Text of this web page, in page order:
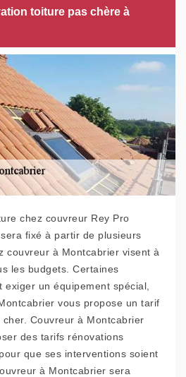
toiture pas chère à
chez couvreur Rey Pro
fixé à partir de plusieurs
couvreur à Montcabrier visent à
les budgets. Certaines
exiger un équipement spécial,
vous propose un tarif
Couvreur à Montcabrier
des tarifs rénovations
que ses interventions soient
à Montcabrier sera